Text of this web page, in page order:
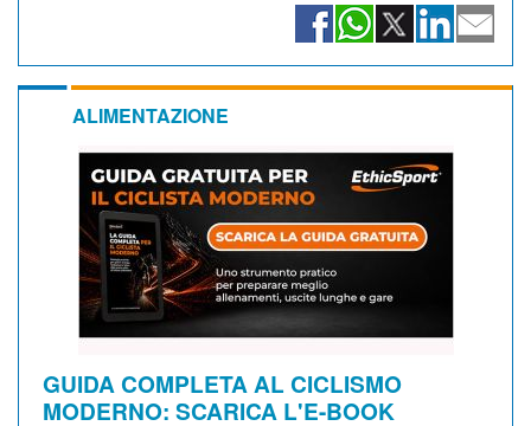
ALIMENTAZIONE
GUIDA COMPLETA AL CICLISMO
MODERNO: SCARICA L'E-BOOK